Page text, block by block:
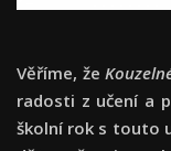
Věříme, že
radosti z učení a
školní rok s touto